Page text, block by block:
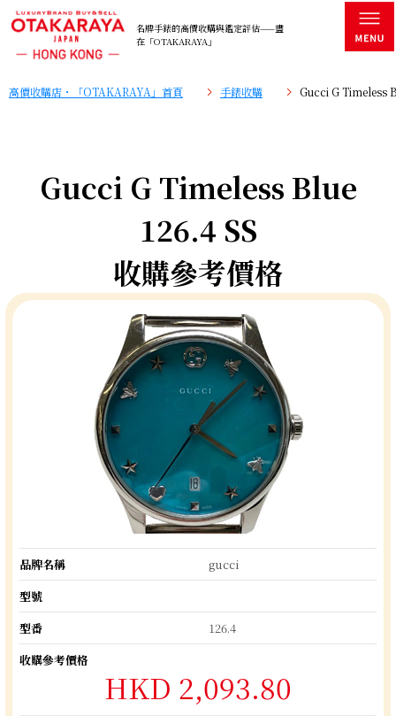
名牌手錶的高價收購與鑑定評估——盡
在「OTAKARAYA」
高價收購店・「OTAKARAYA」首頁 手錶收購 Gucci G Timeless
Gucci G Timeless Blue
126.4 SS
收購參考價格
品牌名稱
gucci
型號
型番
126.4
收購參考價格
HKD 2,093.80